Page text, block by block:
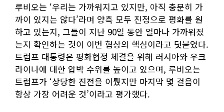
루비오는 ‘우리는 가까워지고 있지만, 아직 충분히 가
까이 있지는 않다’라며 양측 모두 진정으로 평화를 원
하고 있는지, 그들이 지난 90일 동안 얼마나 가까워졌
는지 확인하는 것이 이번 협상의 핵심이라고 덧붙였다.
트럼프 대통령은 평화협정 체결을 위해 러시아와 우크
라이나에 대한 압박 수위를 높이고 있으며, 루비오는
트럼프가 ‘상당한 진전을 이뤘지만 마지막 몇 걸음이
항상 가장 어려운 것’이라고 평가했다.